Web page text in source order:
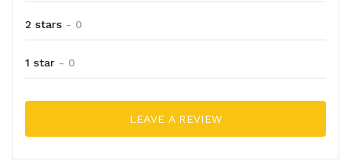
2 stars - 0
1 star - 0
LEAVE A REVIEW